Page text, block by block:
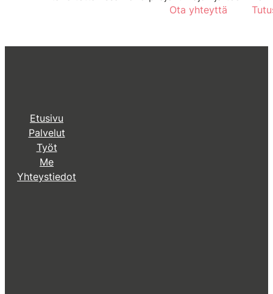
Ota yhteyttä
Etusivu
Palvelut
Työt
Me
Yhteystiedot